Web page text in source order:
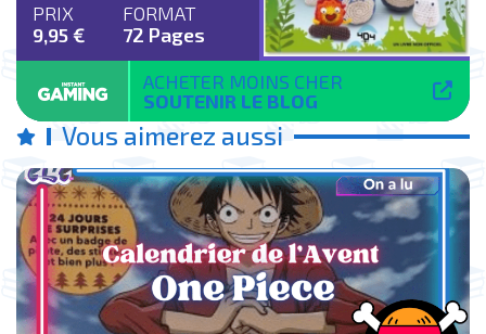
PRIX
9,95 €
FORMAT
72 Pages
ACHETER MOINS CHER
SOUTENIR LE BLOG
Vous aimerez aussi